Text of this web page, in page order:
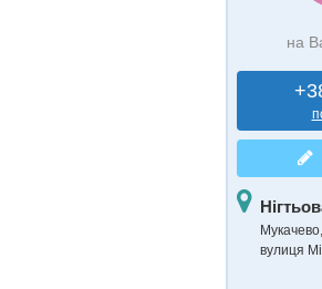
на
Мукачево,
вулиця